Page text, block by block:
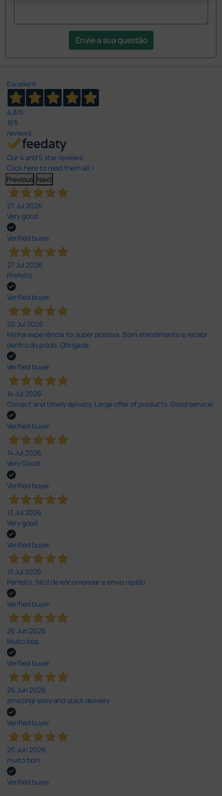
Envie a sua questão
Excellent
4,8/5
165
reviews
Our 4 and 5 star reviews.
Click here to read them all >
Previous Next
27 Jul 2026
Very good
Verified buyer
27 Jul 2026
Prefeito
Verified buyer
20 Jul 2026
Minha experiência foi super positiva. Bom atendimento e recebi
dentro do prazo. Obrigada.
Verified buyer
14 Jul 2026
Correct and timely delivery. Large offer of products. Good service!
Verified buyer
14 Jul 2026
Very Good!
Verified buyer
13 Jul 2026
Very good
Verified buyer
13 Jul 2026
Perfeito ,fácil de encomendar e envio rápido
Verified buyer
26 Jun 2026
Muito boa.
Verified buyer
26 Jun 2026
amazing! easy and quick delivery
Verified buyer
26 Jun 2026
muito bom
Verified buyer